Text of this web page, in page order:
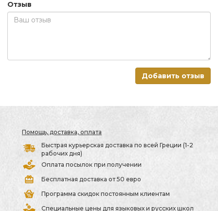
Отзыв
Добавить отзыв
Помощь, доставка, оплата
Быстрая курьерская доставка по всей Греции (1-2
рабочих дня)
Оплата посылок при получении
Бесплатная доставка от 50 евро
Программа скидок постоянным клиентам
Специальные цены для языковых и русских школ